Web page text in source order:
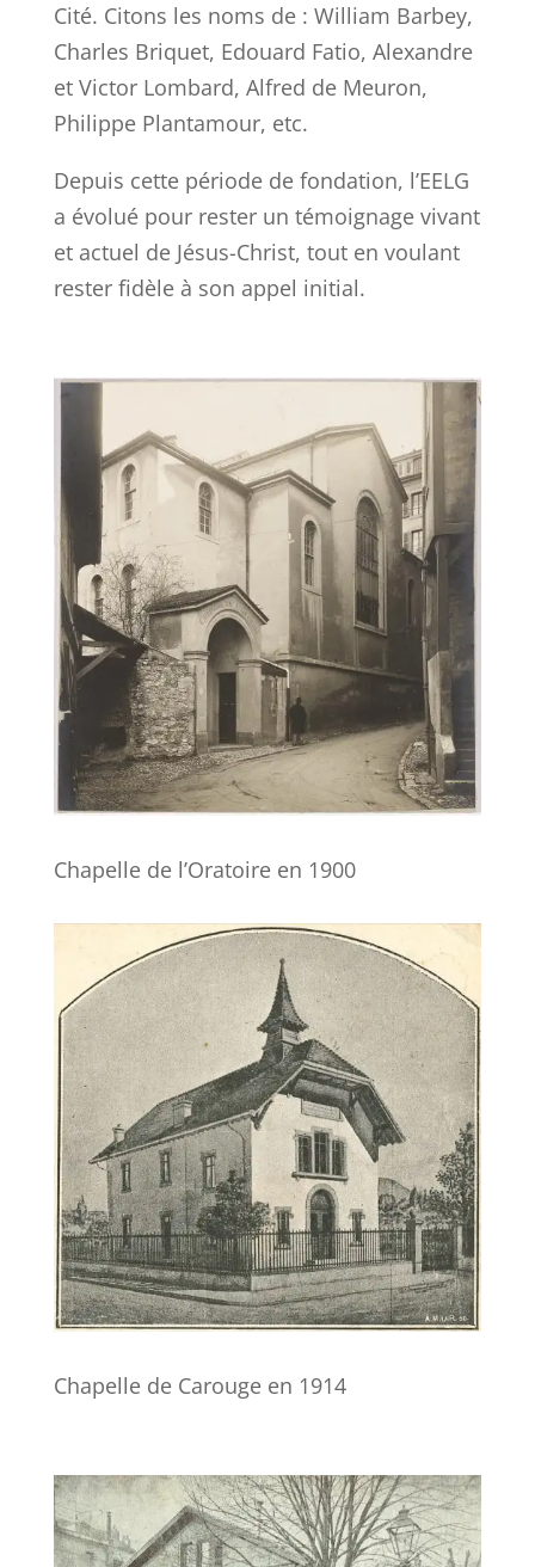
Cité. Citons les noms de : William Barbey,
Charles Briquet, Edouard Fatio, Alexandre
et Victor Lombard, Alfred de Meuron,
Philippe Plantamour, etc.
Depuis cette période de fondation, l’EELG
a évolué pour rester un témoignage vivant
et actuel de Jésus-Christ, tout en voulant
rester fidèle à son appel initial.
Chapelle de l’Oratoire en 1900
Chapelle de Carouge en 1914